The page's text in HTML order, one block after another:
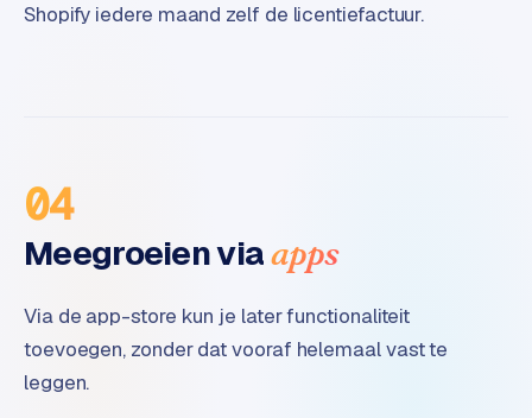
Shopify iedere maand zelf de licentiefactuur.
04
Meegroeien viaapps
Via de app-store kun je later functionaliteit
toevoegen, zonder dat vooraf helemaal vast te
leggen.